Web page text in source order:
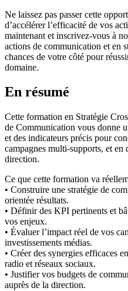
Ne laissez pas passer cette
d’accélérer l’efficacité de vos
maintenant et inscrivez-vous à
actions de communication et en
chances de votre côté pour
domaine.
En résumé
Cette formation en Stratégie
de Communication vous donne
et des indicateurs précis pour
campagnes multi-supports, et
direction.
Ce que cette formation va
• Construire une stratégie de
orientée résultats.
• Définir des KPI pertinents et
vos enjeux.
• Évaluer l’impact réel de vos
investissements médias.
• Créer des synergies efficaces
radio et réseaux sociaux.
• Justifier vos budgets de
auprès de la direction.